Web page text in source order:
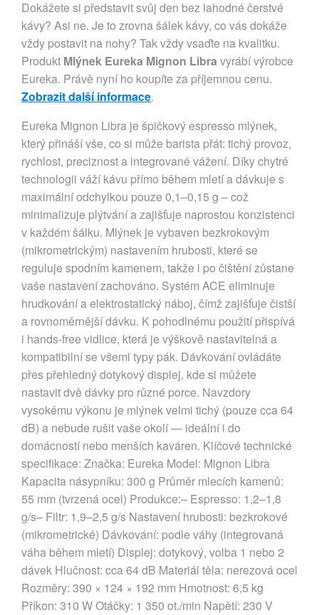
Dokážete si představit svůj den bez lahodné čerstvé
kávy? Asi ne. Je to zrovna šálek kávy, co vás dokáže
vždy postavit na nohy? Tak vždy vsaďte na kvalitku.
Produkt Mlýnek Eureka Mignon Libra vyrábí výrobce
Eureka. Právě nyní ho koupíte za příjemnou cenu.
Zobrazit další informace.
Eureka Mignon Libra je špičkový espresso mlýnek,
který přináší vše, co si může barista přát: tichý provoz,
rychlost, preciznost a integrované vážení. Díky chytré
technologii váží kávu přímo během mletí a dávkuje s
maximální odchylkou pouze 0,1–0,15 g – což
minimalizuje plýtvání a zajišťuje naprostou konzistenci
v každém šálku. Mlýnek je vybaven bezkrokovým
(mikrometrickým) nastavením hrubosti, které se
reguluje spodním kamenem, takže i po čištění zůstane
vaše nastavení zachováno. Systém ACE eliminuje
hrudkování a elektrostatický náboj, čímž zajišťuje čistší
a rovnoměrnější dávku. K pohodlnému použití přispívá
i hands-free vidlice, která je výškově nastavitelná a
kompatibilní se všemi typy pák. Dávkování ovládáte
přes přehledný dotykový displej, kde si můžete
nastavit dvě dávky pro různé porce. Navzdory
vysokému výkonu je mlýnek velmi tichý (pouze cca 64
dB) a nebude rušit vaše okolí — ideální i do
domácností nebo menších kaváren. Klíčové technické
specifikace: Značka: Eureka Model: Mignon Libra
Kapacita násypníku: 300 g Průměr mlecích kamenů:
55 mm (tvrzená ocel) Produkce:– Espresso: 1,2–1,8
g/s– Filtr: 1,9–2,5 g/s Nastavení hrubosti: bezkrokové
(mikrometrické) Dávkování: podle váhy (integrovaná
váha během mletí) Displej: dotykový, volba 1 nebo 2
dávek Hlučnost: cca 64 dB Materiál těla: nerezová ocel
Rozměry: 390 × 124 × 192 mm Hmotnost: 6,5 kg
Příkon: 310 W Otáčky: 1 350 ot./min Napětí: 230 V